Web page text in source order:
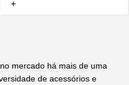
mercado há mais de uma
de acessórios e